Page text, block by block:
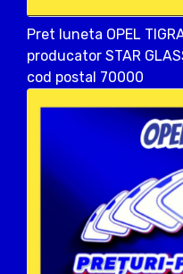
Pret luneta OPEL
producator STAR
cod postal 70000